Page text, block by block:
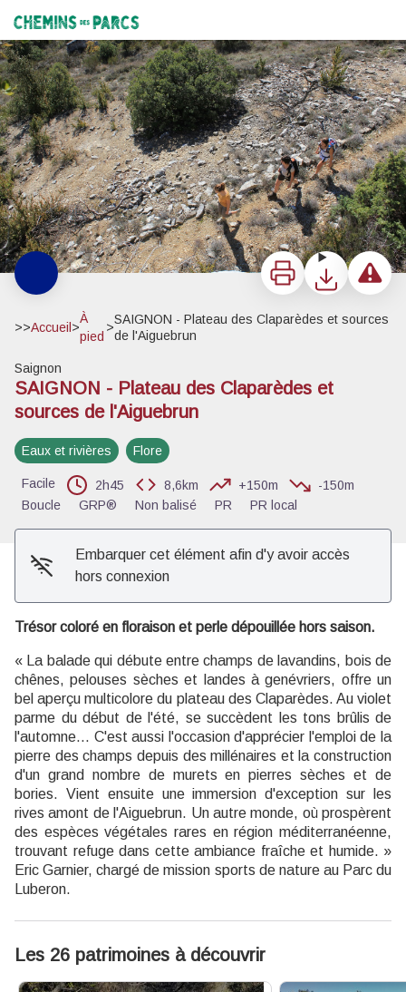
Chemins des Parcs
ImprimerTéléchargerSignaler
>>Accueil >
À
pied
>
SAIGNON - Plateau des Claparèdes et sources
de l'Aiguebrun
Saignon
SAIGNON - Plateau des Claparèdes et
sources de l'Aiguebrun
Eaux et rivières Flore
Facile 2h45 8,6km +150m
-150m
Boucle
GRP® Non balisé PR PR local
Embarquer cet élément afin d'y avoir accès
hors connexion
Trésor coloré en floraison et perle dépouillée hors saison.
« La balade qui débute entre champs de lavandins, bois de
chênes, pelouses sèches et landes à genévriers, offre un
bel aperçu multicolore du plateau des Claparèdes. Au violet
parme du début de l'été, se succèdent les tons brûlis de
l'automne... C'est aussi l'occasion d'apprécier l'emploi de la
pierre des champs depuis des millénaires et la construction
d'un grand nombre de murets en pierres sèches et de
bories. Vient ensuite une immersion d'exception sur les
rives amont de l'Aiguebrun. Un autre monde, où prospèrent
des espèces végétales rares en région méditerranéenne,
trouvant refuge dans cette ambiance fraîche et humide. »
Eric Garnier, chargé de mission sports de nature au Parc du
Luberon.
Les 26 patrimoines à découvrir